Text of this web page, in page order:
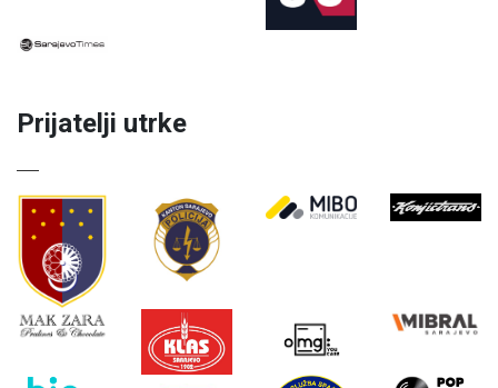
Prijatelji utrke